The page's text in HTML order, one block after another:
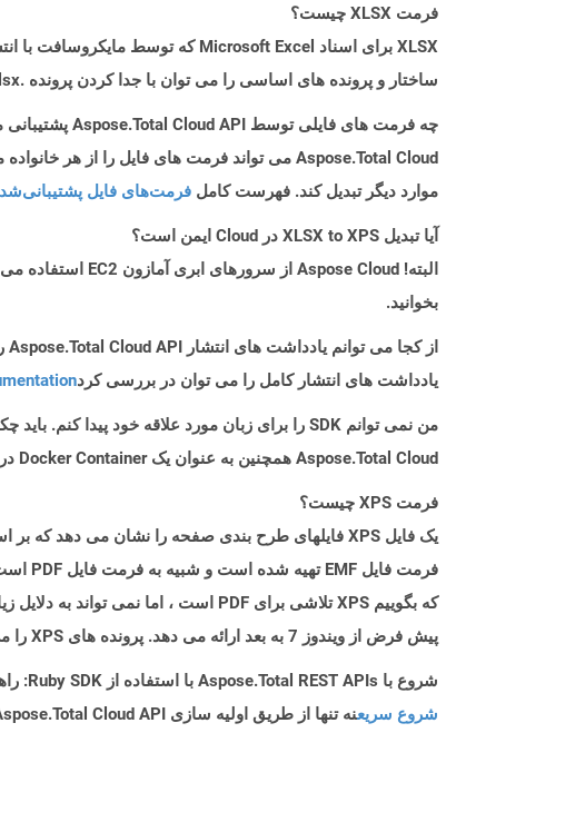
فرمت XLSX چیست؟
ساختار و پرونده های اساسی را می توان با جدا کردن پرونده .xlsx بررسی کرد.
چه فرمت های فایلی توسط Aspose.Total Cloud API پشتیبانی می شود؟
موارد دیگر تبدیل کند. فهرست کامل فرمت‌های فایل
آیا تبدیل XLSX to XPS در Cloud ایمن است؟
بخوانید.
از کجا می توانم یادداشت های انتشار Aspose.Total Cloud API را برای Ruby پیدا کنم؟
یادداشت های انتشار کامل را می توان در بررسی کرد
من نمی توانم SDK را برای زبان مورد علاقه خود پیدا کنم. باید چکار کنم؟
Aspose.Total Cloud همچنین به عنوان یک Docker Container در دسترس است. در صورتی که SDK مورد نیاز شما هنوز در دسترس نیست، از آن با cURL استفاده کنید.
فرمت XPS چیست؟
پیش فرض از ویندوز 7 به بعد ارائه می دهد. پرونده های XPS را می توان با انتخاب & ldquo ؛ نویسنده سند Microsoft XPS & rdquo ؛ به عنوان چاپگر هنگام چاپ سند.
شروع با Aspose.Total REST APIs با استفاده از Ruby SDK: راهنمای مبتدی
شروع سریعنه تنها از طریق اولیه سازی Aspose.Total Cloud API راهنمایی می کند، بلکه به نصب کتابخانه های مورد نیاز نیز کمک می کند.